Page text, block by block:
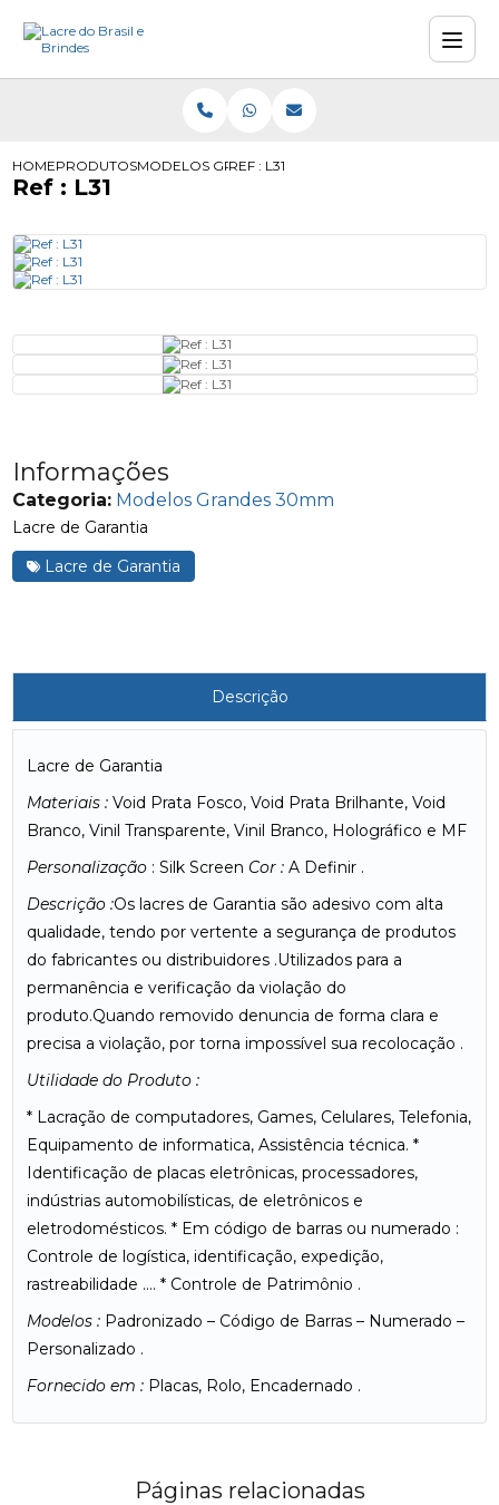
HOMEPRODUTOSMODELOS GRANDES 30MM
REF : L31
Ref : L31
Informações
Categoria: Modelos Grandes 30mm
Lacre de Garantia
Lacre de Garantia
Descrição
Lacre de Garantia
Materiais : Void Prata Fosco, Void Prata Brilhante, Void
Branco, Vinil Transparente, Vinil Branco, Holográfico e MF
Personalização : Silk Screen Cor : A Definir .
Descrição :Os lacres de Garantia são adesivo com alta
qualidade, tendo por vertente a segurança de produtos
do fabricantes ou distribuidores .Utilizados para a
permanência e verificação da violação do
produto.Quando removido denuncia de forma clara e
precisa a violação, por torna impossível sua recolocação .
Utilidade do Produto :
* Lacração de computadores, Games, Celulares, Telefonia,
Equipamento de informatica, Assistência técnica. *
Identificação de placas eletrônicas, processadores,
indústrias automobilísticas, de eletrônicos e
eletrodomésticos. * Em código de barras ou numerado :
Controle de logística, identificação, expedição,
rastreabilidade …. * Controle de Patrimônio .
Modelos : Padronizado – Código de Barras – Numerado –
Personalizado .
Fornecido em : Placas, Rolo, Encadernado .
Páginas relacionadas